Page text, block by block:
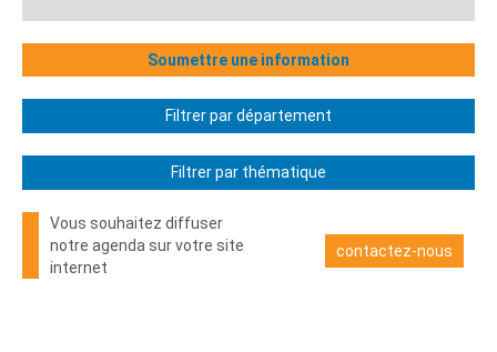
Soumettre une information
Filtrer par département
Filtrer par thématique
Vous souhaitez diffuser
notre agenda sur votre site
internet
contactez-nous